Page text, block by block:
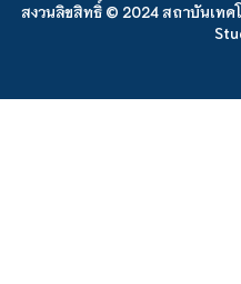
สงวนลิขสิทธิ์ © 2024 สถาบันเทค